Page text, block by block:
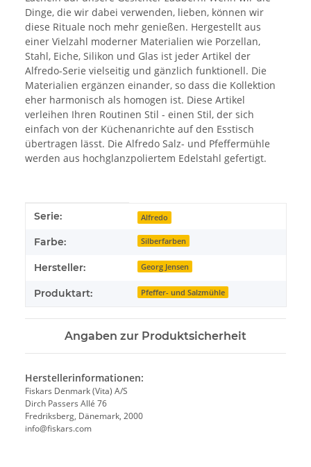
Dinge, die wir dabei verwenden, lieben, können wir
diese Rituale noch mehr genießen. Hergestellt aus
einer Vielzahl moderner Materialien wie Porzellan,
Stahl, Eiche, Silikon und Glas ist jeder Artikel der
Alfredo-Serie vielseitig und gänzlich funktionell. Die
Materialien ergänzen einander, so dass die Kollektion
eher harmonisch als homogen ist. Diese Artikel
verleihen Ihren Routinen Stil - einen Stil, der sich
einfach von der Küchenanrichte auf den Esstisch
übertragen lässt. Die Alfredo Salz- und Pfeffermühle
werden aus hochglanzpoliertem Edelstahl gefertigt.
Produkteigenschaft
Wert
Serie: Alfredo
Farbe: Silberfarben
Hersteller: Georg Jensen
Produktart: Pfeffer- und Salzmühle
Angaben zur Produktsicherheit
Herstellerinformationen:
Fiskars Denmark (Vita) A/S
Dirch Passers Allé 76
Fredriksberg, Dänemark, 2000
info@fiskars.com